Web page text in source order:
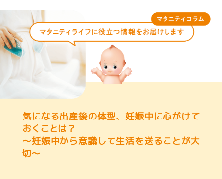
気になる出産後の体型、妊娠中に心がけて
おくことは？
～妊娠中から意識して生活を送ることが大
切～